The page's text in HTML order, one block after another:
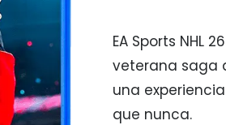
EA Sports NHL
veterana saga
una
que nunca.